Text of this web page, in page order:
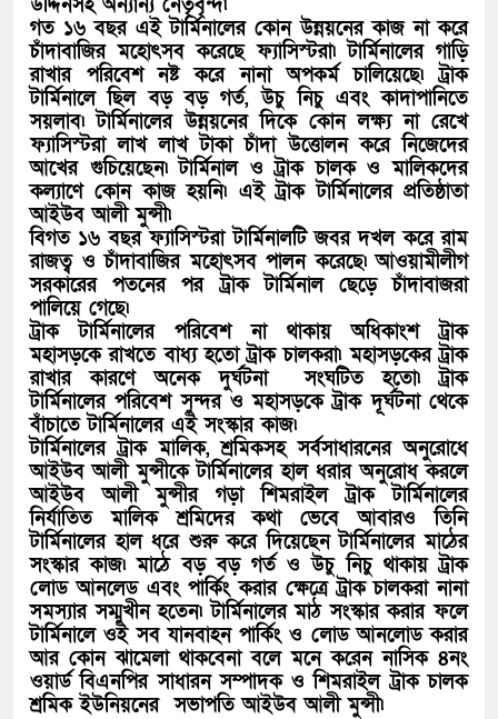
গত ১৬ বছর এই টার্মিনালের কোন উন্নয়নের কাজ না করে
চাঁদাবাজির মহোৎসব করেছে ফ্যাসিস্টরা৷ টার্মিনালের গাড়ি
রাখার পরিবেশ নষ্ট করে নানা অপকর্ম চালিয়েছে৷ ট্রাক
টার্মিনালে ছিল বড় বড় গর্ত, উচু নিচু এবং কাদাপানিতে
সয়লাব৷ টার্মিনালের উন্নয়নের দিকে কোন লক্ষ্য না রেখে
ফ্যাসিস্টরা লাখ লাখ টাকা চাঁদা উত্তোলন করে নিজেদের
আখের গুচিয়েছেন৷ টার্মিনাল ও ট্রাক চালক ও মালিকদের
কল্যাণে কোন কাজ হয়নি৷ এই ট্রাক টার্মিনালের প্রতিষ্ঠাতা
আইউব আলী মুন্সী৷
বিগত ১৬ বছর ফ্যাসিস্টরা টার্মিনালটি জবর দখল করে রাম
রাজত্ব ও চাঁদাবাজির মহোৎসব পালন করেছে৷ আওয়ামীলীগ
সরকারের পতনের পর ট্রাক টার্মিনাল ছেড়ে চাঁদাবাজরা
পালিয়ে গেছে৷
ট্রাক টার্মিনালের পরিবেশ না থাকায় অধিকাংশ ট্রাক
মহাসড়কে রাখতে বাধ্য হতো ট্রাক চালকরা৷ মহাসড়কের ট্রাক
রাখার কারণে অনেক দুর্ঘটনা সংঘটিত হতো৷ ট্রাক
টার্মিনালের পরিবেশ সুন্দর ও মহাসড়কে ট্রাক দূর্ঘটনা থেকে
বাঁচাতে টার্মিনালের এই সংস্কার কাজ৷
টার্মিনালের ট্রাক মালিক, শ্রমিকসহ সর্বসাধারনের অনুরোধে
আইউব আলী মুন্সীকে টার্মিনালের হাল ধরার অনুরোধ করলে
আইউব আলী মুন্সীর গড়া শিমরাইল ট্রাক টার্মিনালের
নির্যাতিত মালিক শ্রমিদের কথা ভেবে আবারও তিনি
টার্মিনালের হাল ধরে শুরু করে দিয়েছেন টার্মিনালের মাঠের
সংস্কার কাজ৷ মাঠে বড় বড় গর্ত ও উচু নিচু থাকায় ট্রাক
লোড আনলেড এবং পার্কিং করার ক্ষেত্রে ট্রাক চালকরা নানা
সমস্যার সম্মুখীন হতেন৷ টার্মিনালের মাঠ সংস্কার করার ফলে
টার্মিনালে ওই সব যানবাহন পার্কিং ও লোড আনলোড করার
আর কোন ঝামেলা থাকবেনা বলে মনে করেন নাসিক ৪নং
ওয়ার্ড বিএনপির সাধারন সম্পাদক ও শিমরাইল ট্রাক চালক
শ্রমিক ইউনিয়নের সভাপতি আইউব আলী মুন্সী৷